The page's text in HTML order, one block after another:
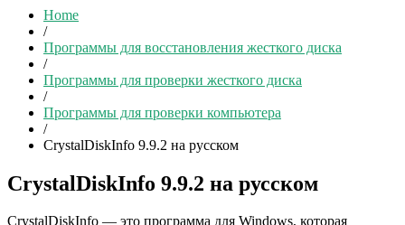
Home
/
Программы для восстановления жесткого диска
/
Программы для проверки жесткого диска
/
Программы для проверки компьютера
/
CrystalDiskInfo 9.9.2 на русском
CrystalDiskInfo 9.9.2 на русском
CrystalDiskInfo — это программа для Windows, которая